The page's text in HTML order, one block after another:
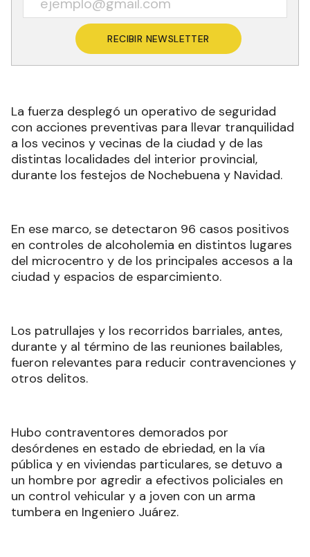
RECIBIR NEWSLETTER
La fuerza desplegó un operativo de seguridad
con acciones preventivas para llevar tranquilidad
a los vecinos y vecinas de la ciudad y de las
distintas localidades del interior provincial,
durante los festejos de Nochebuena y Navidad.
En ese marco, se detectaron 96 casos positivos
en controles de alcoholemia en distintos lugares
del microcentro y de los principales accesos a la
ciudad y espacios de esparcimiento.
Los patrullajes y los recorridos barriales, antes,
durante y al término de las reuniones bailables,
fueron relevantes para reducir contravenciones y
otros delitos.
Hubo contraventores demorados por
desórdenes en estado de ebriedad, en la vía
pública y en viviendas particulares, se detuvo a
un hombre por agredir a efectivos policiales en
un control vehicular y a joven con un arma
tumbera en Ingeniero Juárez.